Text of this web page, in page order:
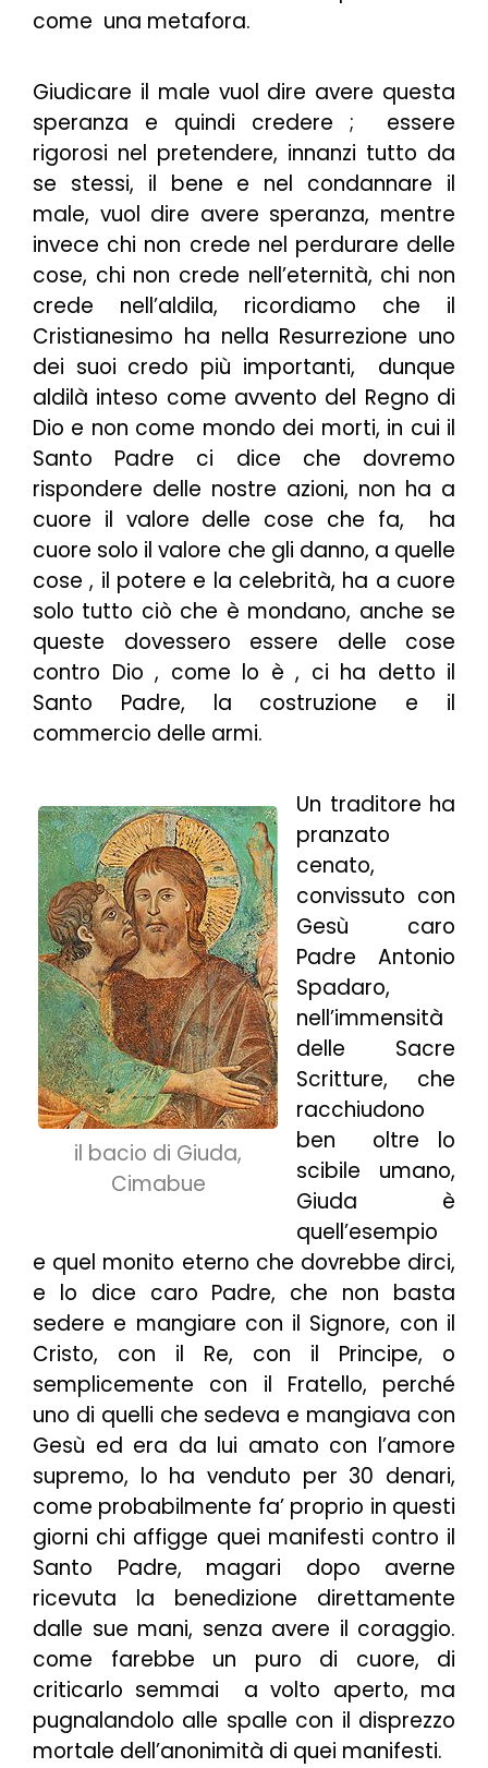
come una metafora.
Giudicare il male vuol dire avere questa
speranza e quindi credere ; essere
rigorosi nel pretendere, innanzi tutto da
se stessi, il bene e nel condannare il
male, vuol dire avere speranza, mentre
invece chi non crede nel perdurare delle
cose, chi non crede nell’eternità, chi non
crede nell’aldila, ricordiamo che il
Cristianesimo ha nella Resurrezione uno
dei suoi credo più importanti, dunque
aldilà inteso come avvento del Regno di
Dio e non come mondo dei morti, in cui il
Santo Padre ci dice che dovremo
rispondere delle nostre azioni, non ha a
cuore il valore delle cose che fa, ha
cuore solo il valore che gli danno, a quelle
cose , il potere e la celebrità, ha a cuore
solo tutto ciò che è mondano, anche se
queste dovessero essere delle cose
contro Dio , come lo è , ci ha detto il
Santo Padre, la costruzione e il
commercio delle armi.
il bacio di Giuda,
Cimabue
Un traditore ha
pranzato
cenato,
convissuto con
Gesù caro
Padre Antonio
Spadaro,
nell’immensità
delle Sacre
Scritture, che
racchiudono
ben oltre lo
scibile umano,
Giuda è
quell’esempio
e quel monito eterno che dovrebbe dirci,
e lo dice caro Padre, che non basta
sedere e mangiare con il Signore, con il
Cristo, con il Re, con il Principe, o
semplicemente con il Fratello, perché
uno di quelli che sedeva e mangiava con
Gesù ed era da lui amato con l’amore
supremo, lo ha venduto per 30 denari,
come probabilmente fa’ proprio in questi
giorni chi affigge quei manifesti contro il
Santo Padre, magari dopo averne
ricevuta la benedizione direttamente
dalle sue mani, senza avere il coraggio.
come farebbe un puro di cuore, di
criticarlo semmai a volto aperto, ma
pugnalandolo alle spalle con il disprezzo
mortale dell’anonimità di quei manifesti.